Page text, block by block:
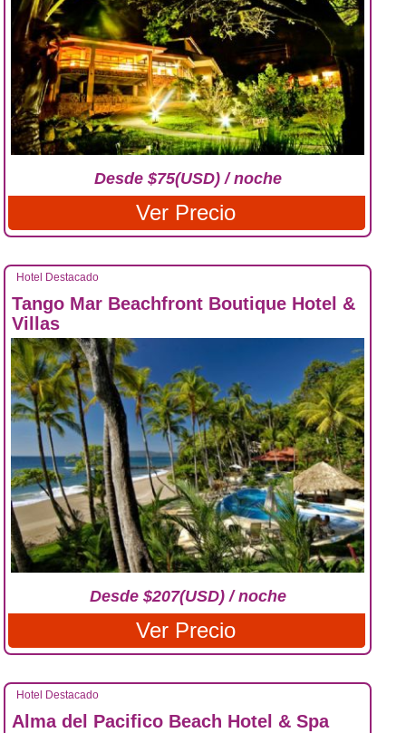
Desde $75(USD) / noche
Ver Precio
Hotel Destacado
Tango Mar Beachfront Boutique Hotel &
Villas
Desde $207(USD) / noche
Ver Precio
Hotel Destacado
Alma del Pacifico Beach Hotel & Spa